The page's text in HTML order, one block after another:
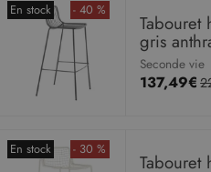
En stock - 40 %
Tabouret
gris
Seconde vie
137,49€
En stock - 30 %
Tabouret